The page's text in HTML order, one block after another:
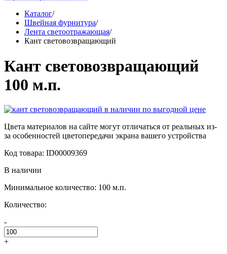
Каталог/
Швейная фурнитура/
Лента светоотражающая/
Кант световозвращающий
Кант световозвращающий
100 м.п.
Цвета материалов на сайте могут отличаться от реальных из-
за особенностей цветопередачи экрана вашего устройства
Код товара: ID00009369
В наличии
Минимальное количество: 100 м.п.
Количество:
-
+